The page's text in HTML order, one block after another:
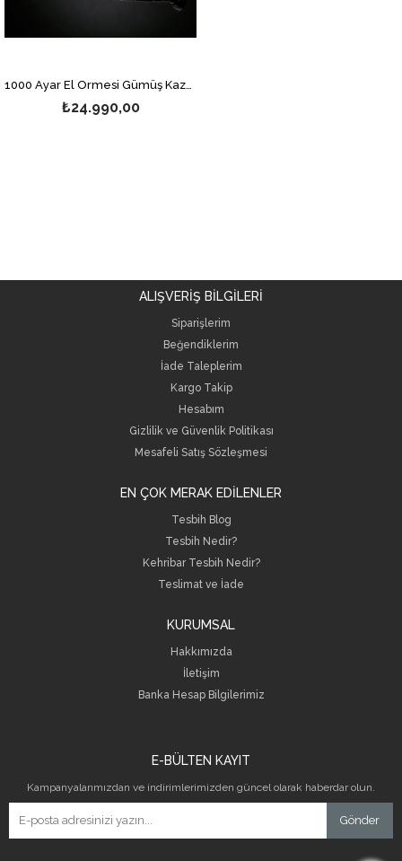
₺24.990,00
ALIŞVERİŞ BİLGİLERİ
Siparişlerim
Beğendiklerim
İade Taleplerim
Kargo Takip
Hesabım
Gizlilik ve Güvenlik Politikası
Mesafeli Satış Sözleşmesi
EN ÇOK MERAK EDİLENLER
Tesbih Blog
Tesbih Nedir?
Kehribar Tesbih Nedir?
Teslimat ve İade
KURUMSAL
Hakkımızda
İletişim
Banka Hesap Bilgilerimiz
E-BÜLTEN KAYIT
Kampanyalarımızdan ve indirimlerimizden güncel olarak haberdar olun.
Gönder